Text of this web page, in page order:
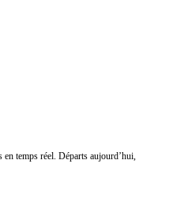
temps réel. Départs aujourd’hui,